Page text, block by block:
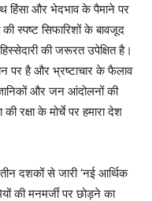
हिंसा और भेदभाव के पैमाने पर
की स्पष्ट सिफारिशों के बावजूद
की जरूरत उपेक्षित है।
पर है और भ्रष्टाचार के फैलाव
और जन आंदोलनों की
रक्षा के मोर्चे पर हमारा देश
दशकों से जारी ‘नई आर्थिक
की मनमर्जी पर छोड़ने का